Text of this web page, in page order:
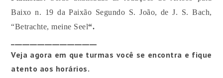
Baixo n. 19 da Paixão Segundo S. João, de J. S. Bach,
“Betrachte, meine Seel“.
Veja agora em que turmas você se encontra e fique
atento aos horários.